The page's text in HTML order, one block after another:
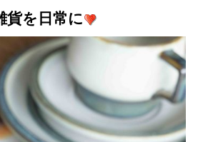
貨を日常に